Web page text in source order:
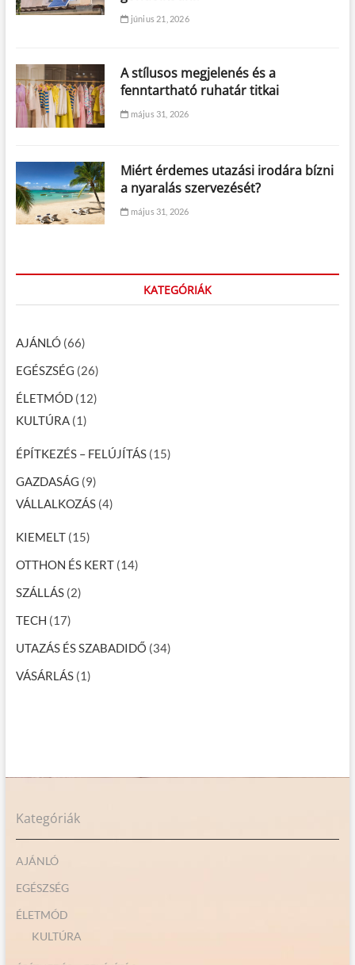
június 21, 2026
A stílusos megjelenés és a
fenntartható ruhatár titkai
május 31, 2026
Miért érdemes utazási irodára bízni
a nyaralás szervezését?
május 31, 2026
KATEGÓRIÁK
AJÁNLÓ(66)
EGÉSZSÉG (26)
ÉLETMÓD(12)
KULTÚRA(1)
ÉPÍTKEZÉS – FELÚJÍTÁS(15)
GAZDASÁG (9)
VÁLLALKOZÁS(4)
KIEMELT(15)
OTTHON ÉS KERT(14)
SZÁLLÁS(2)
TECH (17)
UTAZÁS ÉS SZABADIDŐ (34)
VÁSÁRLÁS(1)
Kategóriák
AJÁNLÓ
EGÉSZSÉG
ÉLETMÓD
KULTÚRA